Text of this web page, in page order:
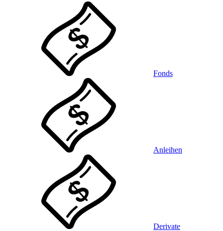
Fonds
Anleihen
Derivate